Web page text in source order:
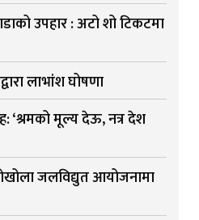
उपहार : अटो शो टिकटमा
लाभांश घोषणा
‘श्रमको मूल्य देऊ, नत्र देश
जलविद्युत आयोजनामा